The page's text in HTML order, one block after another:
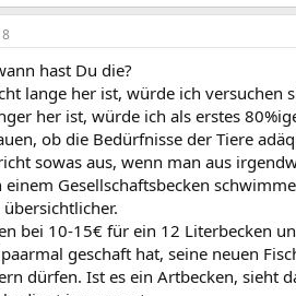
hast Du die?
lange her ist, würde ich
her ist, würde ich als erstes
ob die Bedürfnisse der Tiere
sowas aus, wenn man aus
einem Gesellschaftsbecken
bei 10-15€ für ein 12 Literbecken
geschaft hat, seine neuen
dürfen. Ist es ein Artbecken, sieht